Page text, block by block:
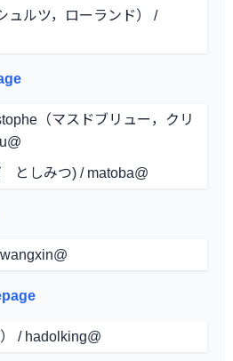
ュルツ，ローランド） /
（マスドブリュー，クリ
しみつ) / matoba@
/ hadolking@